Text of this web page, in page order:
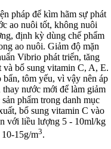
pháp để kìm hãm sự phát
ao nuôi tốt, không nuôi
định kỳ dùng chế phẩm
ao nuôi. Giảm độ mặn
Vibrio phát triển, tăng
và bổ sung vitamin C, A, E.
tôm yếu, vì vậy nên áp
nước mới để làm giảm
phẩm trong danh mục
bổ sung vitamin C vào
với liều lượng 5 - 10ml/kg
15g/m3.